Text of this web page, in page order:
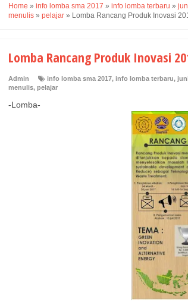
Home » info lomba sma 2017 » info lomba terbaru »
menulis » pelajar » Lomba Rancang Produk Inovasi
Lomba Rancang Produk Inovasi
Admin info lomba sma 2017, info lomba terbaru,
menulis, pelajar
-Lomba-